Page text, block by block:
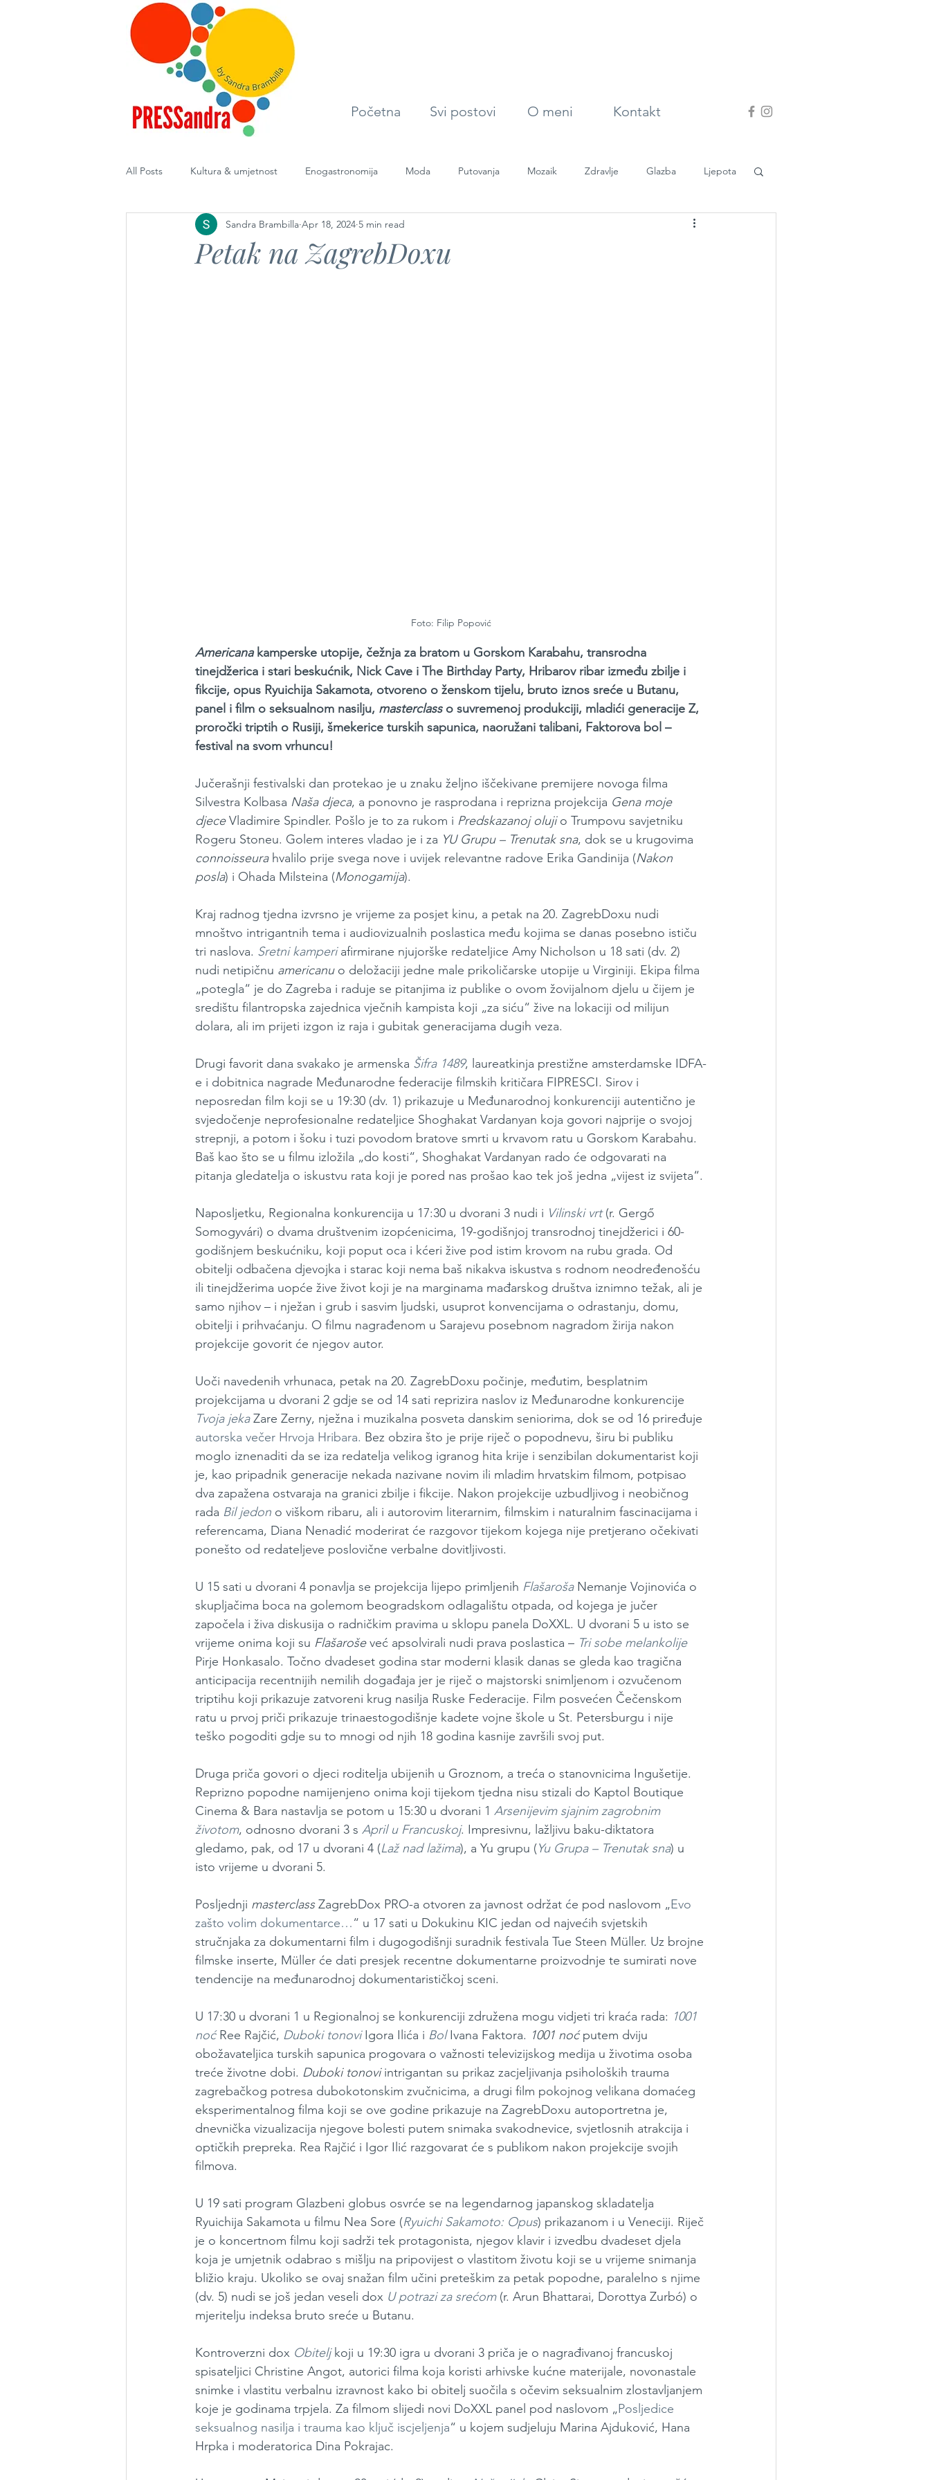
Početna Svi postovi O meni Kontakt
All Posts Kultura & umjetnost Enogastronomija Moda Putovanja Mozaik Zdravlje Glazba Ljepota
Diplomacija
Petak na ZagrebDoxu
Sandra Brambilla Apr 18, 2024 5 min read
Foto: Filip Popović
Americana kamperske utopije, čežnja za bratom u Gorskom Karabahu, transrodna
tinejdžerica i stari beskućnik, Nick Cave i The Birthday Party, Hribarov ribar između zbilje i
fikcije, opus Ryuichija Sakamota, otvoreno o ženskom tijelu, bruto iznos sreće u Butanu,
panel i film o seksualnom nasilju, masterclass o suvremenoj produkciji, mladići generacije Z,
proročki triptih o Rusiji, šmekerice turskih sapunica, naoružani talibani, Faktorova bol –
festival na svom vrhuncu!
Jučerašnji festivalski dan protekao je u znaku željno iščekivane premijere novoga filma
Silvestra Kolbasa Naša djeca, a ponovno je rasprodana i reprizna projekcija Gena moje
djece Vladimire Spindler. Pošlo je to za rukom i Predskazanoj oluji o Trumpovu savjetniku
Rogeru Stoneu. Golem interes vladao je i za YU Grupu – Trenutak sna, dok se u krugovima
connoisseura hvalilo prije svega nove i uvijek relevantne radove Erika Gandinija (Nakon
posla) i Ohada Milsteina (Monogamija).
Kraj radnog tjedna izvrsno je vrijeme za posjet kinu, a petak na 20. ZagrebDoxu nudi
mnoštvo intrigantnih tema i audiovizualnih poslastica među kojima se danas posebno ističu
tri naslova. Sretni kamperi afirmirane njujorške redateljice Amy Nicholson u 18 sati (dv. 2)
nudi netipičnu americanu o deložaciji jedne male prikoličarske utopije u Virginiji. Ekipa filma
„potegla“ je do Zagreba i raduje se pitanjima iz publike o ovom žovijalnom djelu u čijem je
središtu filantropska zajednica vječnih kampista koji „za siću“ žive na lokaciji od milijun
dolara, ali im prijeti izgon iz raja i gubitak generacijama dugih veza.
Drugi favorit dana svakako je armenska Šifra 1489, laureatkinja prestižne amsterdamske IDFA-
e i dobitnica nagrade Međunarodne federacije filmskih kritičara FIPRESCI. Sirov i
neposredan film koji se u 19:30 (dv. 1) prikazuje u Međunarodnoj konkurenciji autentično je
svjedočenje neprofesionalne redateljice Shoghakat Vardanyan koja govori najprije o svojoj
strepnji, a potom i šoku i tuzi povodom bratove smrti u krvavom ratu u Gorskom Karabahu.
Baš kao što se u filmu izložila „do kosti“, Shoghakat Vardanyan rado će odgovarati na
pitanja gledatelja o iskustvu rata koji je pored nas prošao kao tek još jedna „vijest iz svijeta“.
Naposljetku, Regionalna konkurencija u 17:30 u dvorani 3 nudi i Vilinski vrt (r. Gergő
Somogyvári) o dvama društvenim izopćenicima, 19-godišnjoj transrodnoj tinejdžerici i 60-
godišnjem beskućniku, koji poput oca i kćeri žive pod istim krovom na rubu grada. Od
obitelji odbačena djevojka i starac koji nema baš nikakva iskustva s rodnom neodređenošću
ili tinejdžerima uopće žive život koji je na marginama mađarskog društva iznimno težak, ali je
samo njihov – i nježan i grub i sasvim ljudski, usuprot konvencijama o odrastanju, domu,
obitelji i prihvaćanju. O filmu nagrađenom u Sarajevu posebnom nagradom žirija nakon
projekcije govorit će njegov autor.
Uoči navedenih vrhunaca, petak na 20. ZagrebDoxu počinje, međutim, besplatnim
projekcijama u dvorani 2 gdje se od 14 sati reprizira naslov iz Međunarodne konkurencije
Tvoja jeka Zare Zerny, nježna i muzikalna posveta danskim seniorima, dok se od 16 priređuje
autorska večer Hrvoja Hribara. Bez obzira što je prije riječ o popodnevu, širu bi publiku
moglo iznenaditi da se iza redatelja velikog igranog hita krije i senzibilan dokumentarist koji
je, kao pripadnik generacije nekada nazivane novim ili mladim hrvatskim filmom, potpisao
dva zapažena ostvaraja na granici zbilje i fikcije. Nakon projekcije uzbudljivog i neobičnog
rada Bil jedon o viškom ribaru, ali i autorovim literarnim, filmskim i naturalnim fascinacijama i
referencama, Diana Nenadić moderirat će razgovor tijekom kojega nije pretjerano očekivati
ponešto od redateljeve poslovične verbalne dovitljivosti.
U 15 sati u dvorani 4 ponavlja se projekcija lijepo primljenih Flašaroša Nemanje Vojinovića o
skupljačima boca na golemom beogradskom odlagalištu otpada, od kojega je jučer
započela i živa diskusija o radničkim pravima u sklopu panela DoXXL. U dvorani 5 u isto se
vrijeme onima koji su Flašaroše već apsolvirali nudi prava poslastica – Tri sobe melankolije
Pirje Honkasalo. Točno dvadeset godina star moderni klasik danas se gleda kao tragična
anticipacija recentnijih nemilih događaja jer je riječ o majstorski snimljenom i ozvučenom
triptihu koji prikazuje zatvoreni krug nasilja Ruske Federacije. Film posvećen Čečenskom
ratu u prvoj priči prikazuje trinaestogodišnje kadete vojne škole u St. Petersburgu i nije
teško pogoditi gdje su to mnogi od njih 18 godina kasnije završili svoj put.
Druga priča govori o djeci roditelja ubijenih u Groznom, a treća o stanovnicima Ingušetije.
Reprizno popodne namijenjeno onima koji tijekom tjedna nisu stizali do Kaptol Boutique
Cinema & Bara nastavlja se potom u 15:30 u dvorani 1 Arsenijevim sjajnim zagrobnim
životom, odnosno dvorani 3 s April u Francuskoj. Impresivnu, lažljivu baku-diktatora
gledamo, pak, od 17 u dvorani 4 (Laž nad lažima), a Yu grupu (Yu Grupa – Trenutak sna) u
isto vrijeme u dvorani 5.
Posljednji masterclass ZagrebDox PRO-a otvoren za javnost održat će pod naslovom „Evo
zašto volim dokumentarce…“ u 17 sati u Dokukinu KIC jedan od najvećih svjetskih
stručnjaka za dokumentarni film i dugogodišnji suradnik festivala Tue Steen Müller. Uz brojne
filmske inserte, Müller će dati presjek recentne dokumentarne proizvodnje te sumirati nove
tendencije na međunarodnoj dokumentarističkoj sceni.
U 17:30 u dvorani 1 u Regionalnoj se konkurenciji združena mogu vidjeti tri kraća rada: 1001
noć Ree Rajčić, Duboki tonovi Igora Ilića i Bol Ivana Faktora. 1001 noć putem dviju
obožavateljica turskih sapunica progovara o važnosti televizijskog medija u životima osoba
treće životne dobi. Duboki tonovi intrigantan su prikaz zacjeljivanja psiholoških trauma
zagrebačkog potresa dubokotonskim zvučnicima, a drugi film pokojnog velikana domaćeg
eksperimentalnog filma koji se ove godine prikazuje na ZagrebDoxu autoportretna je,
dnevnička vizualizacija njegove bolesti putem snimaka svakodnevice, svjetlosnih atrakcija i
optičkih prepreka. Rea Rajčić i Igor Ilić razgovarat će s publikom nakon projekcije svojih
filmova.
U 19 sati program Glazbeni globus osvrće se na legendarnog japanskog skladatelja
Ryuichija Sakamota u filmu Nea Sore (Ryuichi Sakamoto: Opus) prikazanom i u Veneciji. Riječ
je o koncertnom filmu koji sadrži tek protagonista, njegov klavir i izvedbu dvadeset djela
koja je umjetnik odabrao s mišlju na pripovijest o vlastitom životu koji se u vrijeme snimanja
bližio kraju. Ukoliko se ovaj snažan film učini preteškim za petak popodne, paralelno s njime
(dv. 5) nudi se još jedan veseli dox U potrazi za srećom (r. Arun Bhattarai, Dorottya Zurbó) o
mjeritelju indeksa bruto sreće u Butanu.
Kontroverzni dox Obitelj koji u 19:30 igra u dvorani 3 priča je o nagrađivanoj francuskoj
spisateljici Christine Angot, autorici filma koja koristi arhivske kućne materijale, novonastale
snimke i vlastitu verbalnu izravnost kako bi obitelj suočila s očevim seksualnim zlostavljanjem
koje je godinama trpjela. Za filmom slijedi novi DoXXL panel pod naslovom „Posljedice
seksualnog nasilja i trauma kao ključ iscjeljenja“ u kojem sudjeluju Marina Ajduković, Hana
Hrpka i moderatorica Dina Pokrajac.